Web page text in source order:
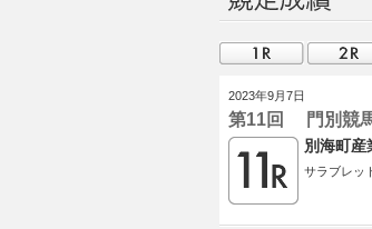
2023年9月7日
第11回 門別競
別海町
サラブレ